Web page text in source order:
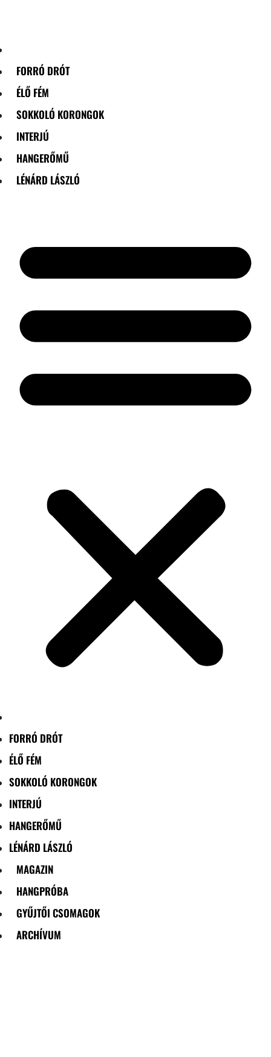
FORRÓ DRÓT
ÉLŐ FÉM
SOKKOLÓ KORONGOK
INTERJÚ
HANGERŐMŰ
LÉNÁRD LÁSZLÓ
FORRÓ DRÓT
ÉLŐ FÉM
SOKKOLÓ KORONGOK
INTERJÚ
HANGERŐMŰ
LÉNÁRD LÁSZLÓ
MAGAZIN
HANGPRÓBA
GYŰJTŐI CSOMAGOK
ARCHÍVUM